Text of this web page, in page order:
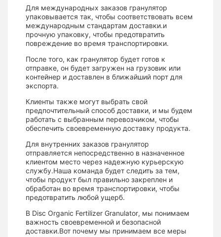
Для международных заказов гранулятор
упаковывается так, чтобы соответствовать всем
международным стандартам доставки.и
прочную упаковку, чтобы предотвратить
повреждение во время транспортировки.
После того, как гранулятор будет готов к
отправке, он будет загружен на грузовик или
контейнер и доставлен в ближайший порт для
экспорта.
Клиенты также могут выбрать свой
предпочтительный способ доставки, и мы будем
работать с выбранным перевозчиком, чтобы
обеспечить своевременную доставку продукта.
Для внутренних заказов гранулятор
отправляется непосредственно в назначенное
клиентом место через надежную курьерскую
службу.Наша команда будет следить за тем,
чтобы продукт был правильно закреплен и
обработан во время транспортировки, чтобы
предотвратить любой ущерб.
В Disc Organic Fertilizer Granulator, мы понимаем
важность своевременной и безопасной
доставки.Вот почему мы принимаем все меры